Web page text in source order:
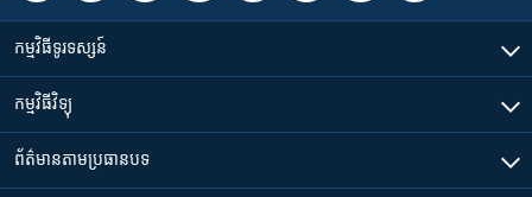
កម្មវិធី​ទូរទស្សន៍
កម្មវិធី​វិទ្យុ
ព័ត៌មាន​តាមប្រធានបទ​